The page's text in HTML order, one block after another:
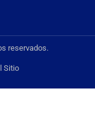
reservados.
Sitio